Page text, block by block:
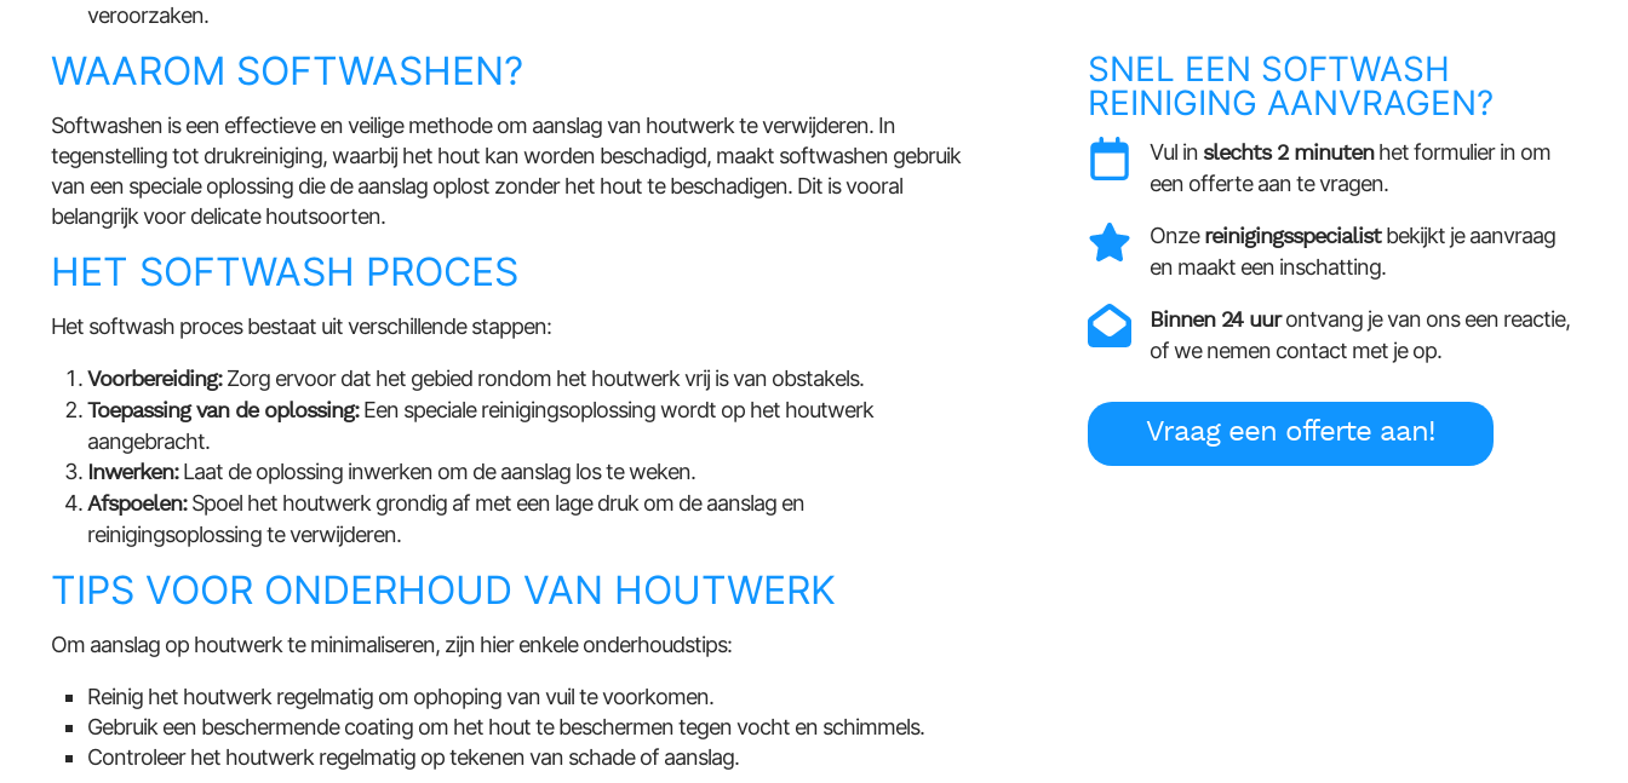
veroorzaken.
WAAROM SOFTWASHEN?
Softwashen is een effectieve en veilige methode om aanslag van houtwerk te verwijderen. In
tegenstelling tot drukreiniging, waarbij het hout kan worden beschadigd, maakt softwashen gebruik
van een speciale oplossing die de aanslag oplost zonder het hout te beschadigen. Dit is vooral
belangrijk voor delicate houtsoorten.
HET SOFTWASH PROCES
Het softwash proces bestaat uit verschillende stappen:
Voorbereiding:Zorg ervoor dat het gebied rondom het houtwerk vrij is van obstakels.
Toepassing van de oplossing:Een speciale reinigingsoplossing wordt op het houtwerk
aangebracht.
Inwerken:Laat de oplossing inwerken om de aanslag los te weken.
Afspoelen:Spoel het houtwerk grondig af met een lage druk om de aanslag en
reinigingsoplossing te verwijderen.
TIPS VOOR ONDERHOUD VAN HOUTWERK
Om aanslag op houtwerk te minimaliseren, zijn hier enkele onderhoudstips:
Reinig het houtwerk regelmatig om ophoping van vuil te voorkomen.
Gebruik een beschermende coating om het hout te beschermen tegen vocht en schimmels.
Controleer het houtwerk regelmatig op tekenen van schade of aanslag.
SNEL EEN SOFTWASH
REINIGING AANVRAGEN?
Vul in slechts 2 minutenhet formulier in om
een offerte aan te vragen.
Onzereinigingsspecialistbekijkt je aanvraag
en maakt een inschatting.
Binnen 24 uurontvang je van ons een reactie,
of we nemen contact met je op.
Vraag een offerte aan!